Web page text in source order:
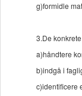
g)formidle
3.De
a)håndtere
b)indgå i
c)identificere